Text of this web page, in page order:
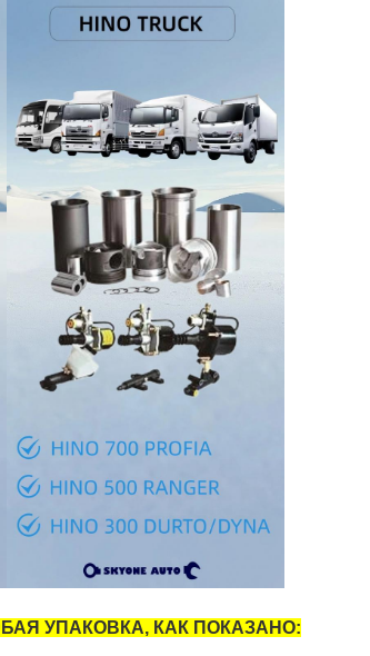
УПАКОВКА, КАК ПОКАЗАНО: